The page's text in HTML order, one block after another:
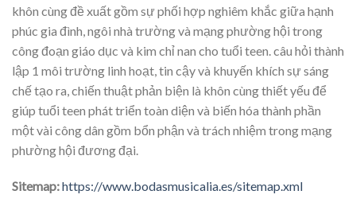
khôn cùng đề xuất gồm sự phối hợp nghiêm khắc giữa hạnh
phúc gia đình, ngôi nhà trường và mạng phường hội trong
công đoạn giáo dục và kim chỉ nan cho tuổi teen. câu hỏi thành
lập 1 môi trường linh hoạt, tin cậy và khuyến khích sự sáng
chế tạo ra, chiến thuật phản biện là khôn cùng thiết yếu để
giúp tuổi teen phát triển toàn diện và biến hóa thành phần
một vài công dân gồm bổn phận và trách nhiệm trong mạng
phường hội đương đại.
Sitemap:https://www.bodasmusicalia.es/sitemap.xml